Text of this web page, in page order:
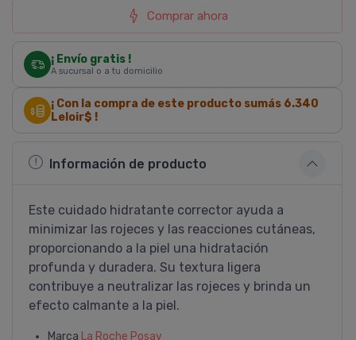
Comprar ahora
¡ Envío gratis !
A sucursal o a tu domicilio
¡ Con la compra de este producto sumás 6.340
Leloir$ !
Información de producto
Este cuidado hidratante corrector ayuda a
minimizar las rojeces y las reacciones cutáneas,
proporcionando a la piel una hidratación
profunda y duradera. Su textura ligera
contribuye a neutralizar las rojeces y brinda un
efecto calmante a la piel.
Marca La Roche Posay